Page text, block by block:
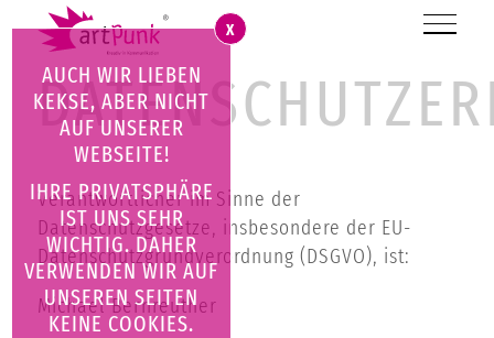
X
AUCH WIR LIEBEN
KEKSE, ABER NICHT
AUF UNSERER
WEBSEITE!
IHRE PRIVATSPHÄRE
IST UNS SEHR
WICHTIG. DAHER
VERWENDEN WIR AUF
UNSEREN SEITEN
KEINE COOKIES.
Verantwortlicher im Sinne der
Datenschutzgesetze, insbesondere der EU-
Datenschutzgrundverordnung (DSGVO), ist:
Michael Bernreuther